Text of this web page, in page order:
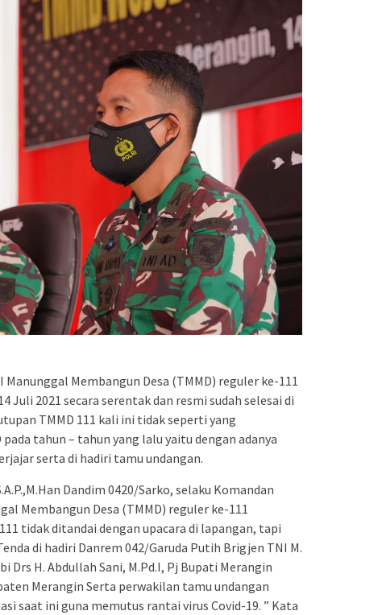
Manunggal Membangun Desa (TMMD) reguler ke-111
Juli 2021 secara serentak dan resmi sudah selesai di
TMMD 111 kali ini tidak seperti yang
tahun – tahun yang lalu yaitu dengan adanya
serta di hadiri tamu undangan.
Dandim 0420/Sarko, selaku Komandan
Membangun Desa (TMMD) reguler ke-111
tidak ditandai dengan upacara di lapangan, tapi
di hadiri Danrem 042/Garuda Putih Brigjen TNI M.
Drs H. Abdullah Sani, M.Pd.I, Pj Bupati Merangin
Merangin Serta perwakilan tamu undangan
saat ini guna memutus rantai virus Covid-19. ” Kata